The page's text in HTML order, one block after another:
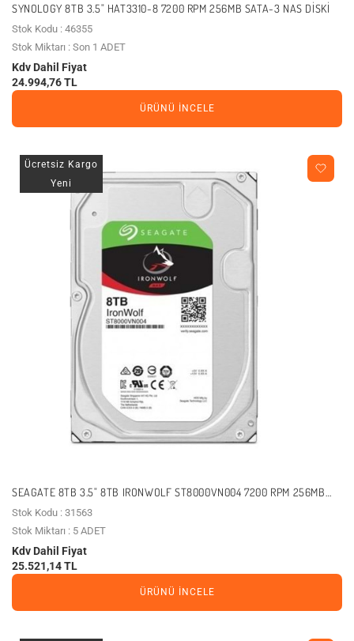
SYNOLOGY 8TB 3.5" HAT3310-8 7200 RPM 256MB SATA-3 NAS DISKI
Stok Kodu : 46355
Stok Miktarı : Son 1 ADET
Kdv Dahil Fiyat
24.994,76 TL
ÜRÜNÜ İNCELE
Ücretsiz Kargo
Yeni
SEAGATE 8TB 3.5" 8TB IRONWOLF ST8000VN004 7200 RPM 256MB
SATA-3 NAS DISKI
Stok Kodu : 31563
Stok Miktarı : 5 ADET
Kdv Dahil Fiyat
25.521,14 TL
ÜRÜNÜ İNCELE